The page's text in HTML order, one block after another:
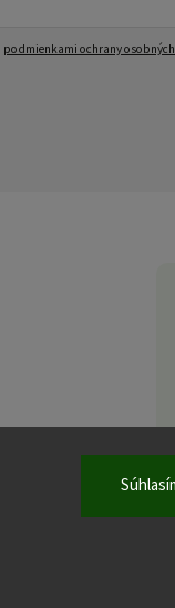
podmienkami ochrany